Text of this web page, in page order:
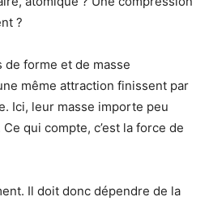
?
de forme et de masse
même attraction finissent par
Ici, leur masse importe peu
qui compte, c’est la force de
Il doit donc dépendre de la